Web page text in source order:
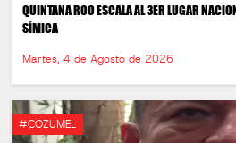
QUINTANA ROO ESCALA AL 3ER LUGAR
SÍMICA
Martes, 4 de Agosto de 2026
#COZUMEL